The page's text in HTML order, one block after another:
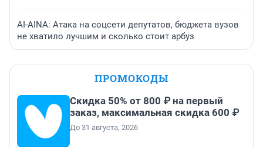
AI-AINA: Атака на соцсети депутатов, бюджета вузов
не хватило лучшим и сколько стоит арбуз
ПРОМОКОДЫ
Скидка 50% от 800 ₽ на первый
заказ, максимальная скидка 600 ₽
До 31 августа, 2026